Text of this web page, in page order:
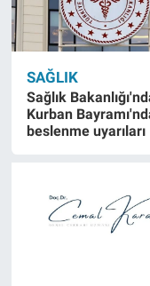
SAĞLIK
Sağlık
Kurban
beslenme uyarıları